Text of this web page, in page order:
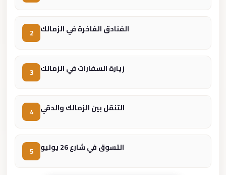
2 الفنادق الفاخرة في الزمالك
3 زيارة السفارات في الزمالك
4 التنقل بين الزمالك والدقي
5 التسوق في شارع 26 يوليو
Limousine
Service
Airport
Service
Alexandria
Limousine
Service